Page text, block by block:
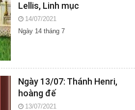
Lellis, Linh mục
14/07/2021
Ngày 14 tháng 7
Ngày 13/07: Thánh Henri,
hoàng đế
13/07/2021